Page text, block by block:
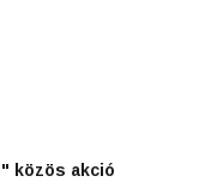
közös akció